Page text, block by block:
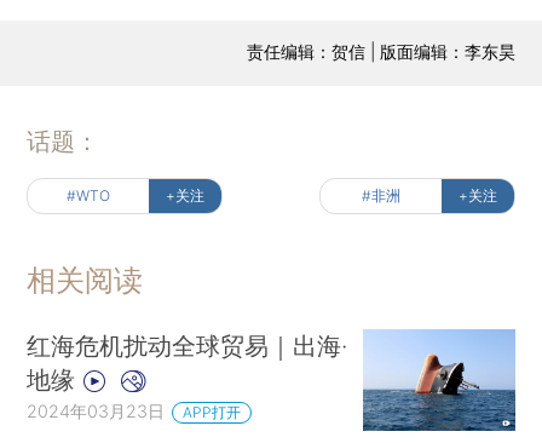
责任编辑：贺信 | 版面编辑：李东昊
话题：
#WTO +关注 #非洲 +关注
相关阅读
红海危机扰动全球贸易｜出海·
地缘
2024年03月23日 APP打开